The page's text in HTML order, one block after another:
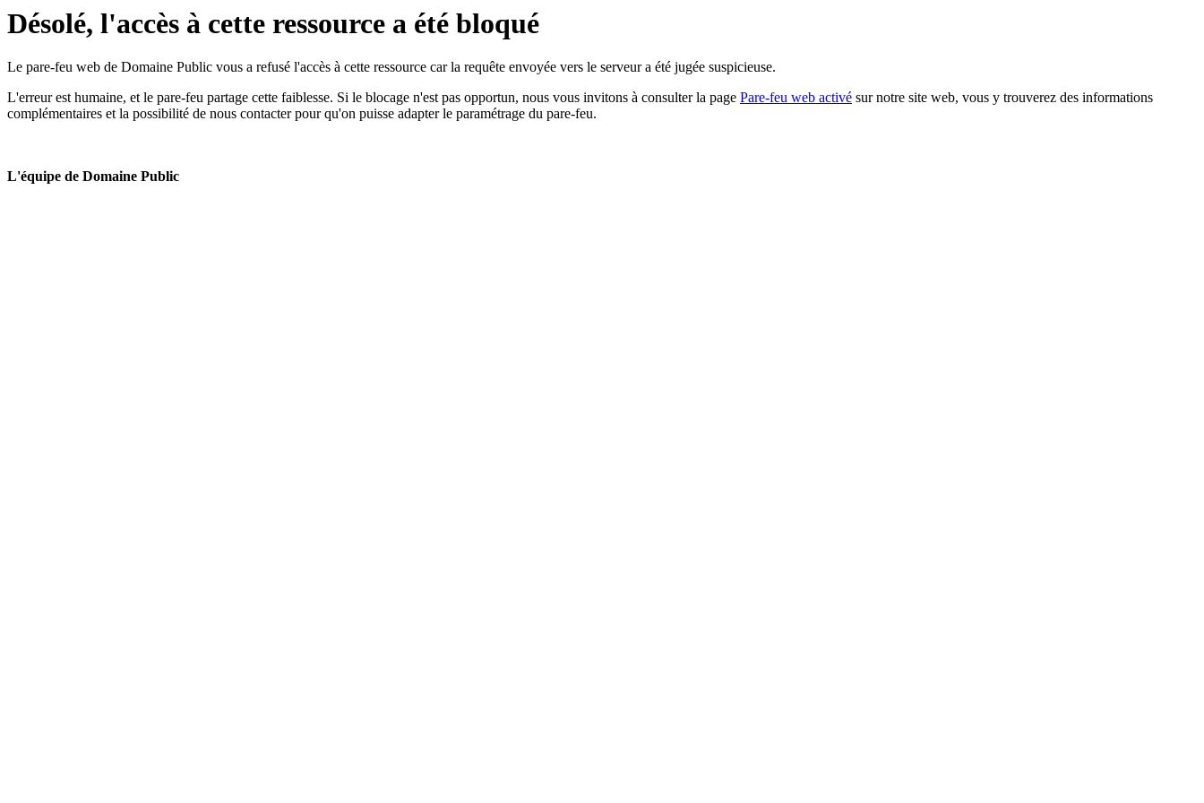
Désolé, l'accès à cette ressource a été bloqué
Le pare-feu web de Domaine Public vous a refusé l'accès à cette ressource car la requête envoyée vers le serveur a été jugée suspicieuse.
L'erreur est humaine, et le pare-feu partage cette faiblesse. Si le blocage n'est pas opportun, nous vous invitons à consulter la page Pare-feu web activé sur notre site web, vous y trouverez des informations
complémentaires et la possibilité de nous contacter pour qu'on puisse adapter le paramétrage du pare-feu.
L'équipe de Domaine Public